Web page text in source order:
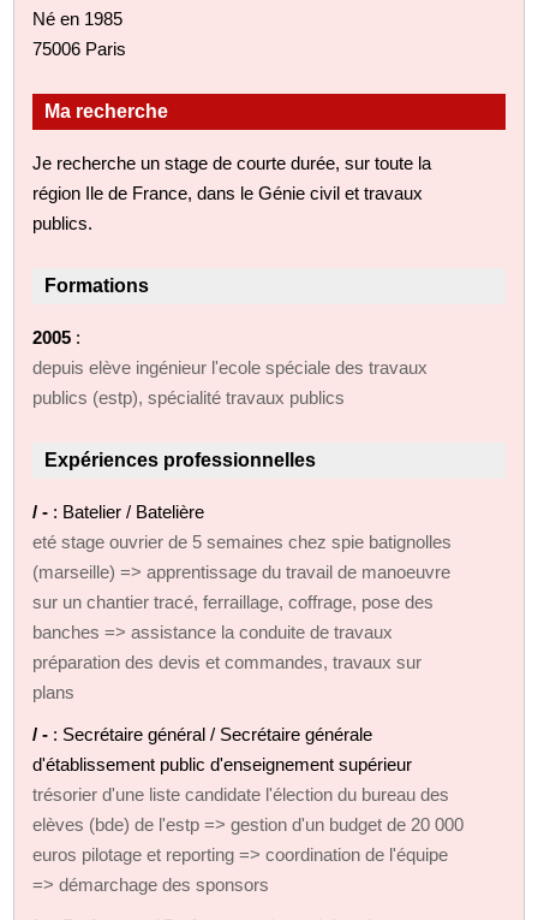
Né en 1985
75006 Paris
Ma recherche
Je recherche un stage de courte durée, sur toute la
région Ile de France, dans le Génie civil et travaux
publics.
Formations
2005 :
depuis elève ingénieur l'ecole spéciale des travaux
publics (estp), spécialité travaux publics
Expériences professionnelles
/ - : Batelier / Batelière
eté stage ouvrier de 5 semaines chez spie batignolles
(marseille) => apprentissage du travail de manoeuvre
sur un chantier tracé, ferraillage, coffrage, pose des
banches => assistance la conduite de travaux
préparation des devis et commandes, travaux sur
plans
/ - : Secrétaire général / Secrétaire générale
d'établissement public d'enseignement supérieur
trésorier d'une liste candidate l'élection du bureau des
elèves (bde) de l'estp => gestion d'un budget de 20 000
euros pilotage et reporting => coordination de l'équipe
=> démarchage des sponsors